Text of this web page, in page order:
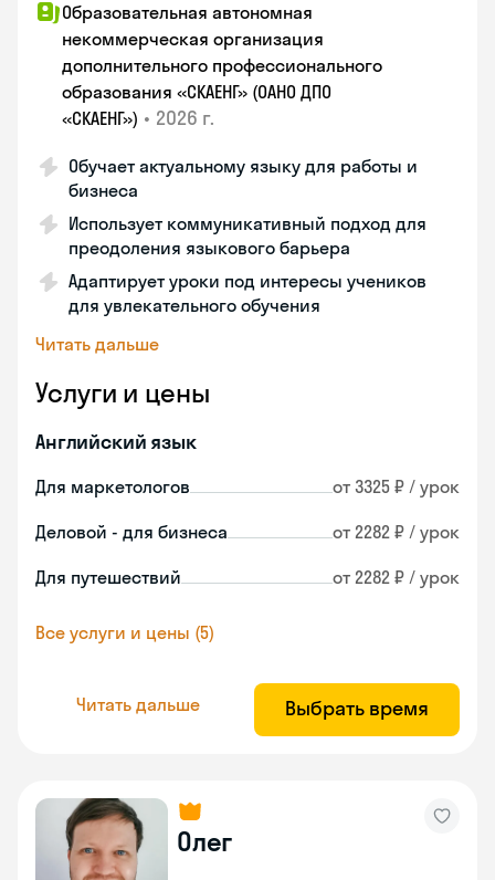
Образовательная автономная
некоммерческая организация
дополнительного профессионального
образования «СКАЕНГ» (ОАНО ДПО
«СКАЕНГ») • 2026 г.
Обучает актуальному языку для работы и
бизнеса
Использует коммуникативный подход для
преодоления языкового барьера
Адаптирует уроки под интересы учеников
для увлекательного обучения
Читать дальше
Услуги и цены
Английский язык
Для маркетологов от 3325 ₽ / урок
Деловой - для бизнеса от 2282 ₽ / урок
Для путешествий от 2282 ₽ / урок
Все услуги и цены (5)
Читать дальше Выбрать время
Олег